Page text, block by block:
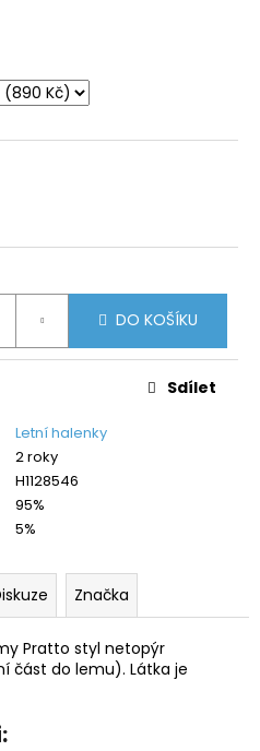
DO KOŠÍKU
Letní halenky
2 roky
H1128546
95%
5%
Sdílet
Značka
Pratto styl netopýr
část do lemu). Látka je